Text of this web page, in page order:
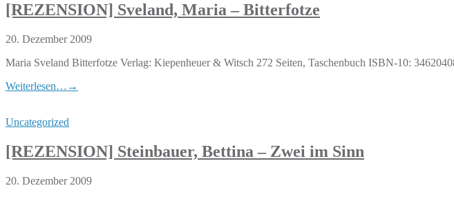
[REZENSION] Sveland, Maria – Bitterfotze
20. Dezember 2009
Maria Sveland Bitterfotze Verlag: Kiepenheuer & Witsch 272 Seiten, Taschenbuch ISBN-10:
Weiterlesen… →
Uncategorized
[REZENSION] Steinbauer, Bettina – Zwei im Sinn
20. Dezember 2009